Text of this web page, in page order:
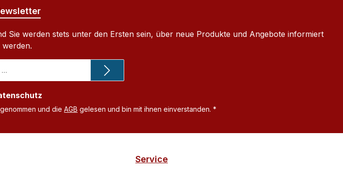
Sie werden stets unter den Ersten sein, über neue Produkte und Angebote informiert
werden.
und die AGB gelesen und bin mit ihnen einverstanden. *
Service